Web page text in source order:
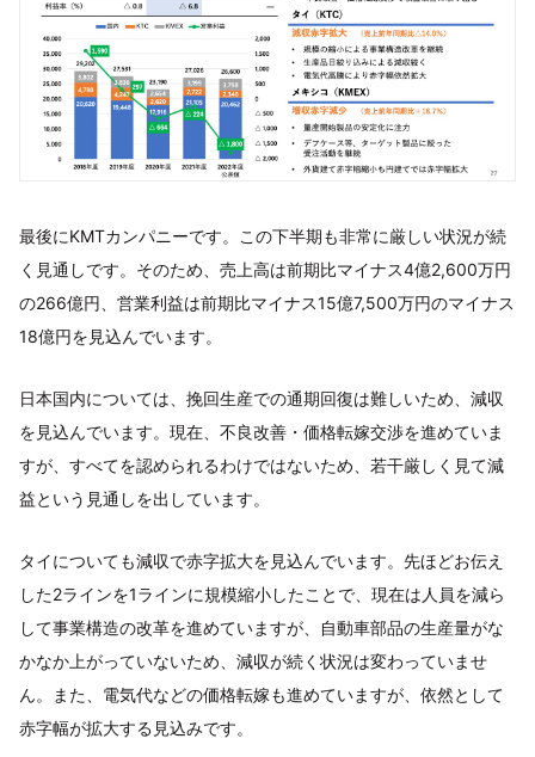
最後にKMTカンパニーです。この下半期も非常に厳しい状況が続
く見通しです。そのため、売上高は前期比マイナス4億2,600万円
の266億円、営業利益は前期比マイナス15億7,500万円のマイナス
18億円を見込んでいます。
日本国内については、挽回生産での通期回復は難しいため、減収
を見込んでいます。現在、不良改善・価格転嫁交渉を進めていま
すが、すべてを認められるわけではないため、若干厳しく見て減
益という見通しを出しています。
タイについても減収で赤字拡大を見込んでいます。先ほどお伝え
した2ラインを1ラインに規模縮小したことで、現在は人員を減ら
して事業構造の改革を進めていますが、自動車部品の生産量がな
かなか上がっていないため、減収が続く状況は変わっていませ
ん。また、電気代などの価格転嫁も進めていますが、依然として
赤字幅が拡大する見込みです。